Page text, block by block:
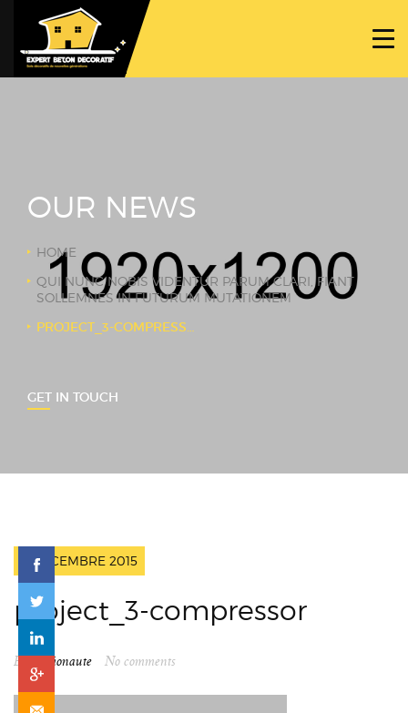
PROJETS
NOUS CONTACTER
OUR NEWS
HOME
QUI NUNC NOBIS VIDENTUR PARUM CLARI, FIANT
SOLLEMNES IN FUTURUM MUTATIONEM
PROJECT_3-COMPRESSOR
GET IN TOUCH
6 DÉCEMBRE 2015
project_3-compressor
By spationaute No comments